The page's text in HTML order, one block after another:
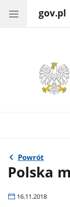
gov.pl
Powrót
Polska
16.11.2018